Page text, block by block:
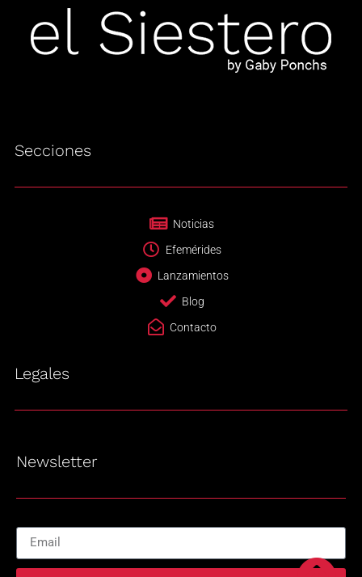
Secciones
Noticias
Efemérides
Lanzamientos
Blog
Contacto
Legales
Newsletter